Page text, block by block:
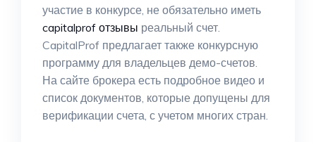
участие в конкурсе, не обязательно иметь
capitalprof отзывы реальный счет.
CapitalProf предлагает также конкурсную
программу для владельцев демо-счетов.
На сайте брокера есть подробное видео и
список документов, которые допущены для
верификации счета, с учетом многих стран.